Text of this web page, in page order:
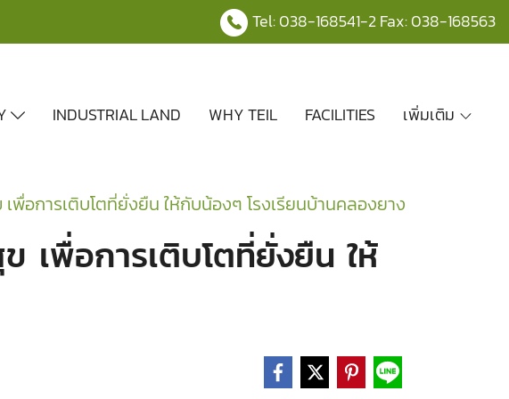
Tel:038-168541-2 Fax: 038-168563
INDUSTRIAL LAND WHY TEIL FACILITIES เพิ่มเติม
อการเติบโตที่ยั่งยืน ให้กับน้องๆ โรงเรียนบ้านคลองยาง
เพื่อการเติบโตที่ยั่งยืน ให้